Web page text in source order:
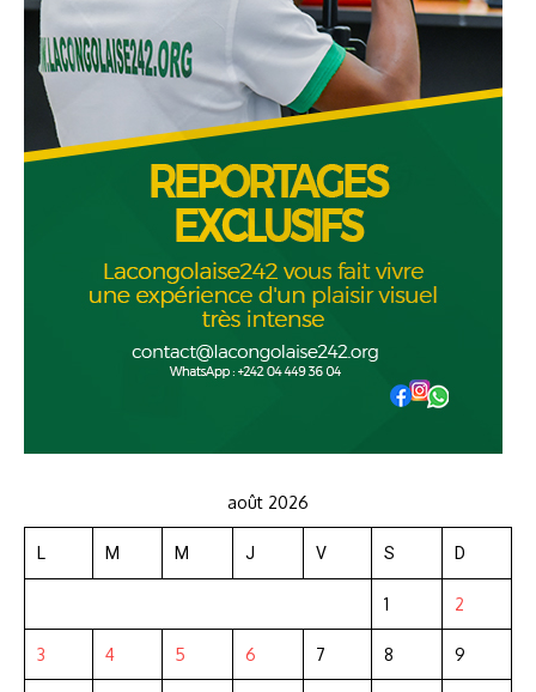
août 2026
L M M J V S D
1 2
3 4 5 6 7 8 9